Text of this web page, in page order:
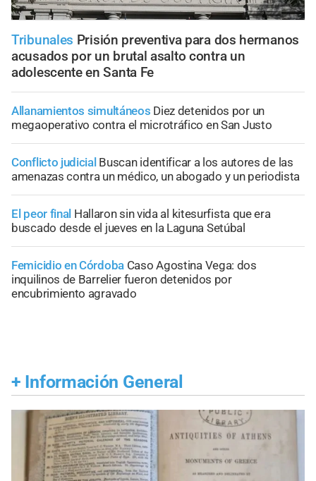
Tribunales Prisión preventiva para dos hermanos
acusados por un brutal asalto contra un
adolescente en Santa Fe
Allanamientos simultáneos Diez detenidos por un
megaoperativo contra el microtráfico en San Justo
Conflicto judicial Buscan identificar a los autores de las
amenazas contra un médico, un abogado y un periodista
El peor final Hallaron sin vida al kitesurfista que era
buscado desde el jueves en la Laguna Setúbal
Femicidio en Córdoba Caso Agostina Vega: dos
inquilinos de Barrelier fueron detenidos por
encubrimiento agravado
+ Información General